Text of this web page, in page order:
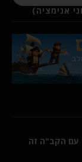
אנימציה)
עם הקב"ה זה